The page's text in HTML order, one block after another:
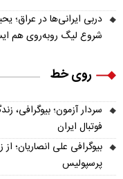
دربی ایرانی‌ها در عراق؛
شروع لیگ روبه‌روی هم
روی خط
سردار آزمون؛
فوتبال ایران
بیوگرافی علی انصاریان؛
پرسپولیس